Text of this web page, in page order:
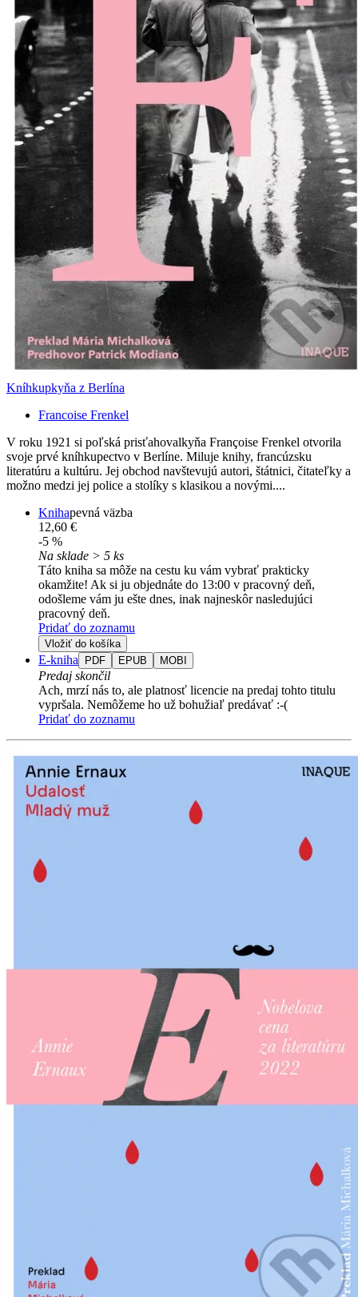
Kníhkupkyňa z Berlína
Francoise Frenkel
V roku 1921 si poľská prisťahovalkyňa Françoise Frenkel otvorila
svoje prvé kníhkupectvo v Berlíne. Miluje knihy, francúzsku
literatúru a kultúru. Jej obchod navštevujú autori, štátnici, čitateľky a
možno medzi jej police a stolíky s klasikou a novými....
Knihapevná väzba
12,60 €
-5 %
Na sklade > 5 ks
Táto kniha sa môže na cestu ku vám vybrať prakticky
okamžite! Ak si ju objednáte do 13:00 v pracovný deň,
odošleme vám ju ešte dnes, inak najneskôr nasledujúci
pracovný deň.
Pridať do zoznamu
Vložiť do košíka
E-kniha PDF EPUB MOBI
Predaj skončil
Ach, mrzí nás to, ale platnosť licencie na predaj tohto titulu
vypršala. Nemôžeme ho už bohužiaľ predávať :-(
Pridať do zoznamu